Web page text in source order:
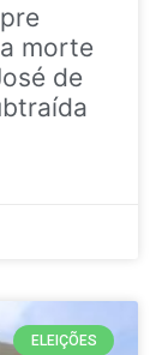
morte
de
ELEIÇÕES